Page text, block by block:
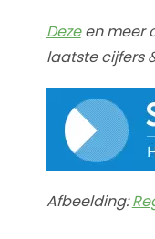
Dezeen meer
laatste cijfers
Afbeelding: